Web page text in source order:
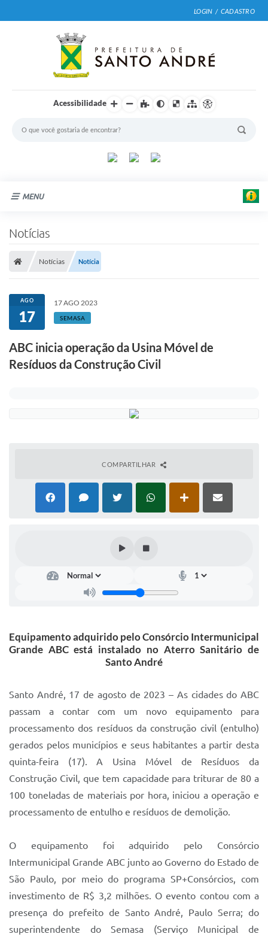
LOGIN / CADASTRO
Acessibilidade
MENU
Portal de Serviços
Transparência
Ônibus
Consultar Processos
Contas Públicas
Fale Conosco
FAQ - Perguntas Frequentes
Legislação
Lei de acesso à informação
Mobilidade Urbana Sustentável
Passe Escolar
Parque Escola
Quadra Fiscal
Notícias
Notícias Notícia
AGO
17
17 AGO 2023
SEMASA
ABC inicia operação da Usina Móvel de
Resíduos da Construção Civil
COMPARTILHAR
Equipamento adquirido pelo Consórcio Intermunicipal
Grande ABC está instalado no Aterro Sanitário de
Santo André
Santo André, 17 de agosto de 2023 – As cidades do ABC
passam a contar com um novo equipamento para
processamento dos resíduos da construção civil (entulho)
gerados pelos municípios e seus habitantes a partir desta
quinta-feira (17). A Usina Móvel de Resíduos da
Construção Civil, que tem capacidade para triturar de 80 a
100 toneladas de materiais por hora, iniciou a operação e
processamento de entulho e resíduos de demolição.
O equipamento foi adquirido pelo Consórcio
Intermunicipal Grande ABC junto ao Governo do Estado de
São Paulo, por meio do programa SP+Consórcios, com
investimento de R$ 3,2 milhões. O evento contou com a
presença do prefeito de Santo André, Paulo Serra; do
superintendente do Semasa (Serviço Municipal de